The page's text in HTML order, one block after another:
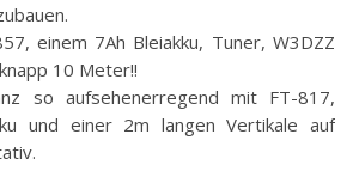
einem 7Ah Bleiakku, Tuner, W3DZZ
10 Meter!!
so aufsehenerregend mit FT-817,
und einer 2m langen Vertikale auf